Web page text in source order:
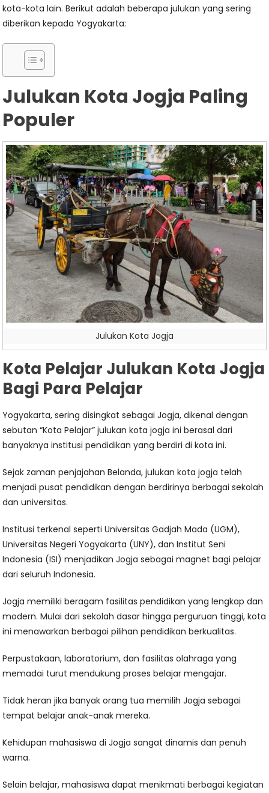
kota-kota lain. Berikut adalah beberapa julukan yang sering
diberikan kepada Yogyakarta:
Julukan Kota Jogja Paling
Populer
Julukan Kota Jogja
Kota Pelajar Julukan Kota Jogja
Bagi Para Pelajar
Yogyakarta, sering disingkat sebagai Jogja, dikenal dengan
sebutan “Kota Pelajar” julukan kota jogja ini berasal dari
banyaknya institusi pendidikan yang berdiri di kota ini.
Sejak zaman penjajahan Belanda, julukan kota jogja telah
menjadi pusat pendidikan dengan berdirinya berbagai sekolah
dan universitas.
Institusi terkenal seperti Universitas Gadjah Mada (UGM),
Universitas Negeri Yogyakarta (UNY), dan Institut Seni
Indonesia (ISI) menjadikan Jogja sebagai magnet bagi pelajar
dari seluruh Indonesia.
Jogja memiliki beragam fasilitas pendidikan yang lengkap dan
modern. Mulai dari sekolah dasar hingga perguruan tinggi, kota
ini menawarkan berbagai pilihan pendidikan berkualitas.
Perpustakaan, laboratorium, dan fasilitas olahraga yang
memadai turut mendukung proses belajar mengajar.
Tidak heran jika banyak orang tua memilih Jogja sebagai
tempat belajar anak-anak mereka.
Kehidupan mahasiswa di Jogja sangat dinamis dan penuh
warna.
Selain belajar, mahasiswa dapat menikmati berbagai kegiatan